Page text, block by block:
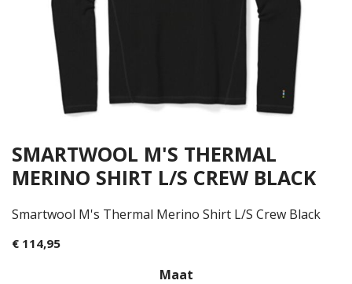
SMARTWOOL M'S THERMAL
MERINO SHIRT L/S CREW BLACK
Smartwool M's Thermal Merino Shirt L/S Crew Black
€ 114,95
Maat